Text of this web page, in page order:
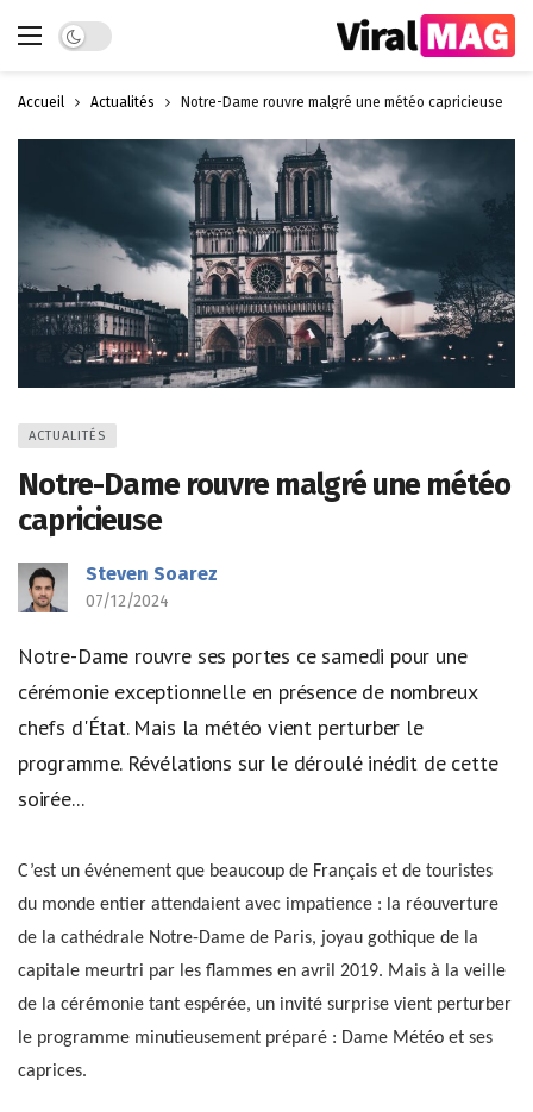
Dark mode
Accueil Actualités Notre-Dame rouvre malgré une météo capricieuse
ACTUALITÉS
Notre-Dame rouvre malgré une météo
capricieuse
Steven Soarez
07/12/2024
Notre-Dame rouvre ses portes ce samedi pour une
cérémonie exceptionnelle en présence de nombreux
chefs d'État. Mais la météo vient perturber le
programme. Révélations sur le déroulé inédit de cette
soirée...
C’est un événement que beaucoup de Français et de touristes
du monde entier attendaient avec impatience : la réouverture
de la cathédrale Notre-Dame de Paris, joyau gothique de la
capitale meurtri par les flammes en avril 2019. Mais à la veille
de la cérémonie tant espérée, un invité surprise vient perturber
le programme minutieusement préparé : Dame Météo et ses
caprices.